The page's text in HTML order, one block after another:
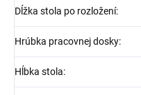
Dĺžka stola po rozložení:
Hrúbka pracovnej dosky:
Hĺbka stola: